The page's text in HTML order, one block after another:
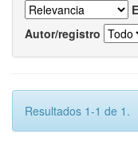
Autor/registro
Resultados 1-1 de 1.